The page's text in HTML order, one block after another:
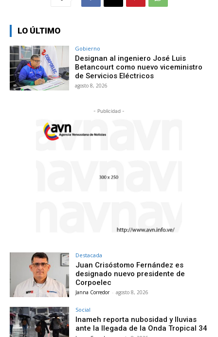
LO ÚLTIMO
Gobierno
Designan al ingeniero José Luis
Betancourt como nuevo viceministro
de Servicios Eléctricos
agosto 8, 2026
- Publicidad -
Destacada
Juan Crisóstomo Fernández es
designado nuevo presidente de
Corpoelec
Janna Corredor - agosto 8, 2026
Social
Inameh reporta nubosidad y lluvias
ante la llegada de la Onda Tropical 34